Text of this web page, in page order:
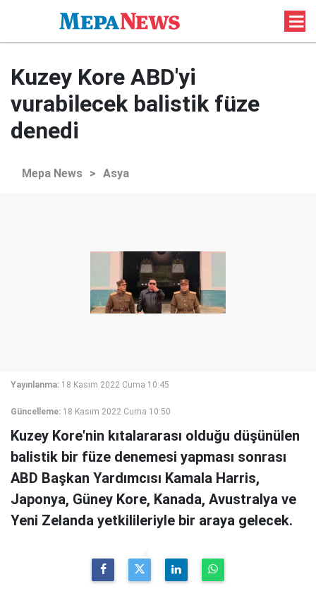
Kuzey Kore ABD'yi
vurabilecek balistik füze
denedi
Mepa News > Asya
Yayınlanma: 18 Kasım 2022 Cuma 10:45
Güncelleme: 18 Kasım 2022 Cuma 10:50
Kuzey Kore'nin kıtalararası olduğu düşünülen
balistik bir füze denemesi yapması sonrası
ABD Başkan Yardımcısı Kamala Harris,
Japonya, Güney Kore, Kanada, Avustralya ve
Yeni Zelanda yetkilileriyle bir araya gelecek.